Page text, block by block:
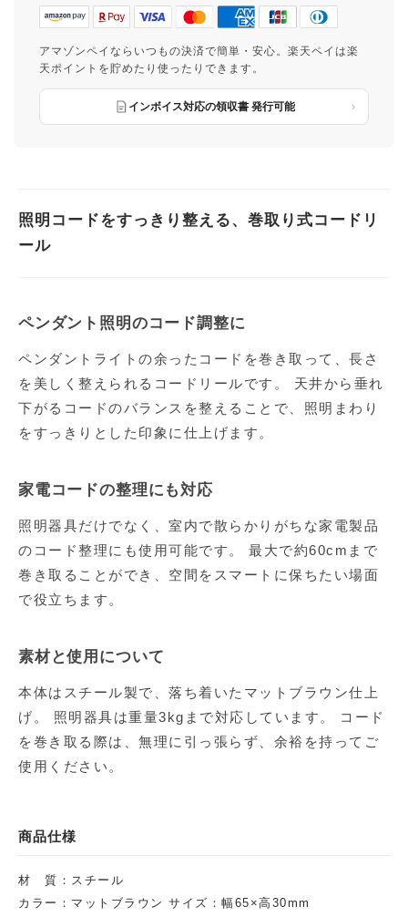
アマゾンペイならいつもの決済で簡単・安心。楽天ペイは楽
天ポイントを貯めたり使ったりできます。
インボイス対応の領収書 発行可能
照明コードをすっきり整える、巻取り式コードリ
ール
ペンダント照明のコード調整に
ペンダントライトの余ったコードを巻き取って、長さ
を美しく整えられるコードリールです。 天井から垂れ
下がるコードのバランスを整えることで、照明まわり
をすっきりとした印象に仕上げます。
家電コードの整理にも対応
照明器具だけでなく、室内で散らかりがちな家電製品
のコード整理にも使用可能です。 最大で約60cmまで
巻き取ることができ、空間をスマートに保ちたい場面
で役立ちます。
素材と使用について
本体はスチール製で、落ち着いたマットブラウン仕上
げ。 照明器具は重量3kgまで対応しています。 コード
を巻き取る際は、無理に引っ張らず、余裕を持ってご
使用ください。
商品仕様
材 質：スチール
カラー：マットブラウン サイズ：幅65×高30mm